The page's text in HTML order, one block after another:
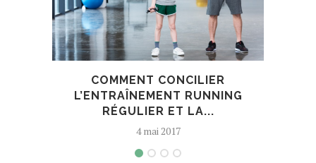
COMMENT CONCILIER
L’ENTRAÎNEMENT RUNNING
RÉGULIER ET LA...
4 mai 2017